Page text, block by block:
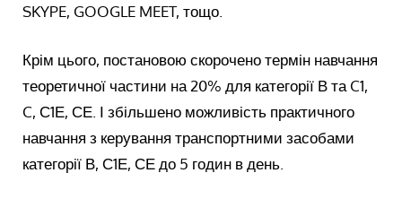
SKYPE, GOOGLE MEET, тощо.
Крім цього, постановою скорочено термін навчання
теоретичної частини на 20% для категорії В та C1,
C, С1Е, СЕ. І збільшено можливість практичного
навчання з керування транспортними засобами
категорії В, С1Е, СЕ до 5 годин в день.